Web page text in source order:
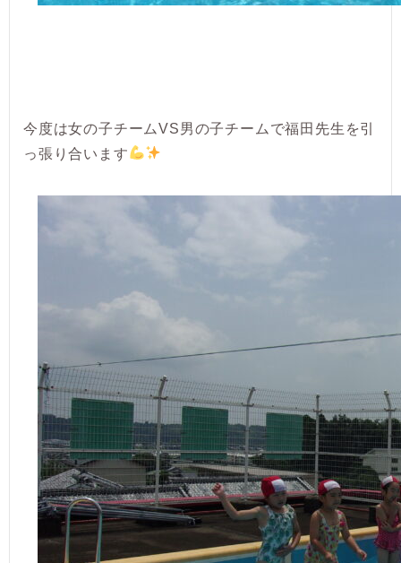
今度は女の子チームVS男の子チームで福田先生を引
っ張り合います